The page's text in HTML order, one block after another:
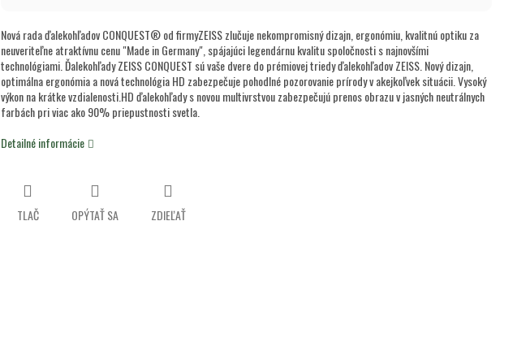
Nová rada ďalekohľadov CONQUEST® od firmyZEISS zlučuje nekompromisný dizajn, ergonómiu, kvalitnú optiku za
neuveriteľne atraktívnu cenu "Made in Germany", spájajúci legendárnu kvalitu spoločnosti s najnovšími
technológiami. Ďalekohľady ZEISS CONQUEST sú vaše dvere do prémiovej triedy ďalekohľadov ZEISS. Nový dizajn,
optimálna ergonómia a nová technológia HD zabezpečuje pohodlné pozorovanie prírody v akejkoľvek situácii. Vysoký
výkon na krátke vzdialenosti.HD ďalekohľady s novou multivrstvou zabezpečujú prenos obrazu v jasných neutrálnych
farbách pri viac ako 90% priepustnosti svetla.
Detailné informácie
TLAČ OPÝTAŤ SA ZDIEĽAŤ